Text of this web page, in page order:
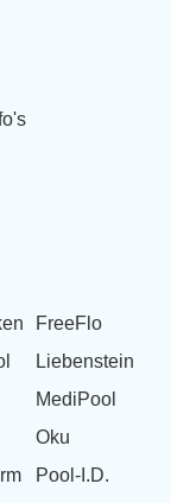
FreeFlo
Liebenstein
MediPool
Oku
Pool-I.D.